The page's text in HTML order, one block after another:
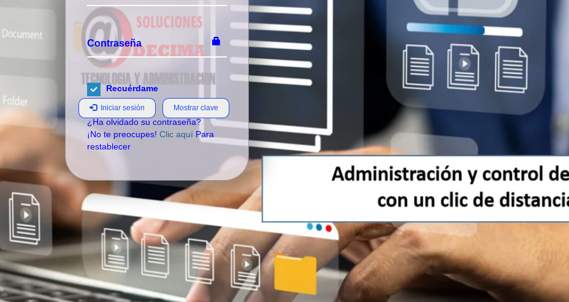
Contraseña
Mostrar clave
Recuérdame
Iniciar sesión
¿Ha olvidado su contraseña?
¡No te preocupes! Clic aquí Para
restablecer